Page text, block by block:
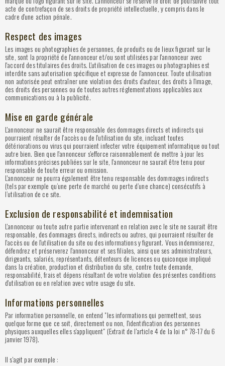
acte de contrefaçon de ses droits de propriété intellectuelle, y compris dans le
cadre d'une action pénale.
Respect des images
Les images ou photographies de personnes, de produits ou de lieux figurant sur le
site, sont la propriété de l'annonceur et/ou sont utilisées par l'annonceur avec
l'accord des titulaires des droits. L'utilisation de ces images ou photographies est
interdite sans autorisation spécifique et expresse de l'annonceur. Toute utilisation
non autorisée peut entraîner une violation des droits d'auteur, des droits à l'image,
des droits des personnes ou de toutes autres réglementations applicables aux
communications ou à la publicité.
Mise en garde générale
L'annonceur ne saurait être responsable des dommages directs et indirects qui
pourraient résulter de l'accès ou de l'utilisation du site, incluant toutes
détériorations ou virus qui pourraient infecter votre équipement informatique ou tout
autre bien. Bien que l'annonceur s'efforce raisonnablement de mettre à jour les
informations précises publiées sur le site, l'annonceur ne saurait être tenu pour
responsable de toute erreur ou omission.
L'annonceur ne pourra également être tenu responsable des dommages indirects
(tels par exemple qu’une perte de marché ou perte d’une chance) consécutifs à
l’utilisation de ce site.
Exclusion de responsabilité et indemnisation
L'annonceur ou toute autre partie intervenant en relation avec le site ne saurait être
responsable, des dommages directs, indirects ou autres, qui pourraient résulter de
l'accès ou de l'utilisation du site ou des informations y figurant. Vous indemniserez,
défendrez et préserverez l'annonceur et ses filiales, ainsi que ses administrateurs,
dirigeants, salariés, représentants, détenteurs de licences ou quiconque impliqué
dans la création, production et distribution du site, contre toute demande,
responsabilité, frais et dépens résultant de votre violation des présentes conditions
d'utilisation ou en relation avec votre usage du site.
Informations personnelles
Par information personnelle, on entend "les informations qui permettent, sous
quelque forme que ce soit, directement ou non, l'identification des personnes
physiques auxquelles elles s'appliquent" (Extrait de l'article 4 de la loi n° 78-17 du 6
janvier 1978).
Il s'agit par exemple :